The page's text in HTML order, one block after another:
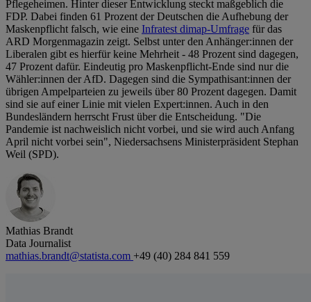
Pflegeheimen. Hinter dieser Entwicklung steckt maßgeblich die
FDP. Dabei finden 61 Prozent der Deutschen die Aufhebung der
Maskenpflicht falsch, wie eine Infratest dimap-Umfrage für das
ARD Morgenmagazin zeigt. Selbst unter den Anhänger:innen der
Liberalen gibt es hierfür keine Mehrheit - 48 Prozent sind dagegen,
47 Prozent dafür. Eindeutig pro Maskenpflicht-Ende sind nur die
Wähler:innen der AfD. Dagegen sind die Sympathisant:innen der
übrigen Ampelparteien zu jeweils über 80 Prozent dagegen. Damit
sind sie auf einer Linie mit vielen Expert:innen. Auch in den
Bundesländern herrscht Frust über die Entscheidung. "Die
Pandemie ist nachweislich nicht vorbei, und sie wird auch Anfang
April nicht vorbei sein", Niedersachsens Ministerpräsident Stephan
Weil (SPD).
Mathias Brandt
Data Journalist
mathias.brandt@statista.com +49 (40) 284 841 559